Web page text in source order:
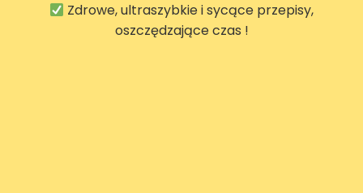
Zdrowe, ultraszybkie i sycące przepisy,
oszczędzające czas !